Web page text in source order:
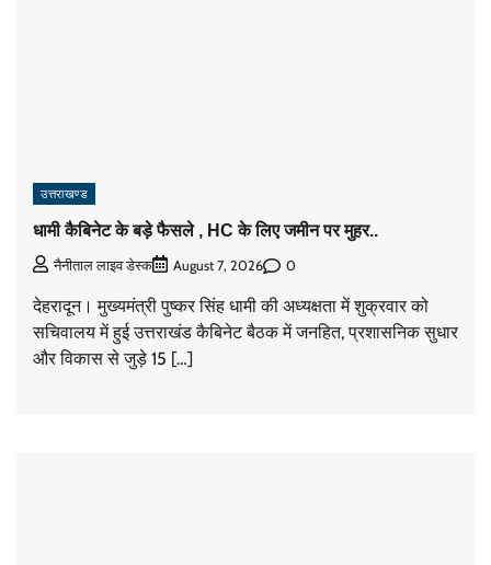
उत्तराखण्ड
धामी कैबिनेट के बड़े फैसले , HC के लिए जमीन पर मुहर..
नैनीताल लाइव डेस्क August 7, 2026 0
देहरादून। मुख्यमंत्री पुष्कर सिंह धामी की अध्यक्षता में शुक्रवार को
सचिवालय में हुई उत्तराखंड कैबिनेट बैठक में जनहित, प्रशासनिक सुधार
और विकास से जुड़े 15 […]